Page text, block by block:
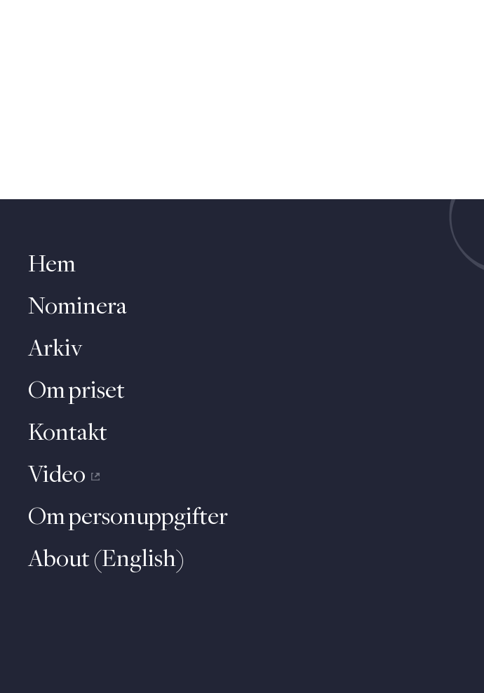
Hem
Nominera
Arkiv
Om priset
Kontakt
Video
Om personuppgifter
About (English)